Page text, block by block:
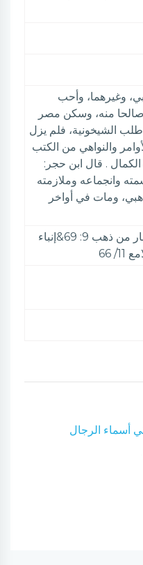
وغيرهما، وأحب
منه، وسكن مصر
الشيخونية، فلم يزل
والنواهي من الكتب
. قال ابن حجر:
وانجماعه وملازمته
ومات في أواخر
شذرات الذهب في أخبار من ذهب 9: 69&إنباء